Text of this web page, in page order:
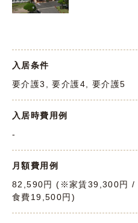
入居条件
要介護3, 要介護4, 要介護5
入居時費用例
-
月額費用例
82,590円 (※家賃39,300円 /
食費19,500円)